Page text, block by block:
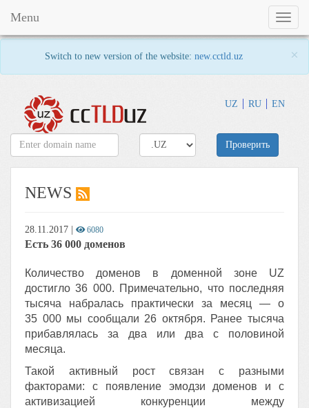
Switch to new version of the website: new.cctld.uz ×
UZ RU EN
Toggle
Menu
Проверить
NEWS
28.11.2017 6080
Есть 36 000 доменов
Количество доменов в доменной зоне UZ
достигло 36 000. Примечательно, что последняя
тысяча набралась практически за месяц — о
35 000 мы сообщали 26 октября. Ранее тысяча
прибавлялась за два или два с половиной
месяца.
Такой активный рост связан с разными
факторами: с появление эмодзи доменов и с
активизацией конкуренции между